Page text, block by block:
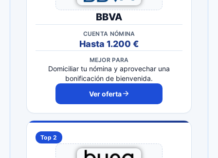
BBVA
CUENTA NÓMINA
Hasta 1.200 €
MEJOR PARA
Domiciliar tu nómina y aprovechar una
bonificación de bienvenida.
Ver oferta
Top 2